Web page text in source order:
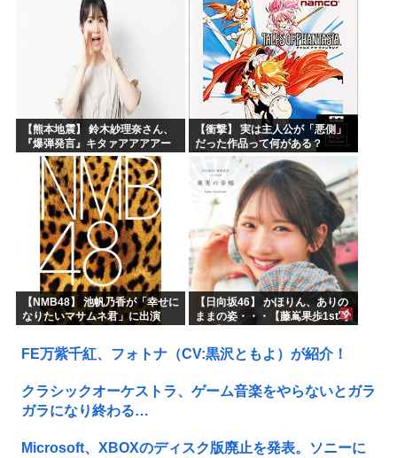
【熊本地震】 鈴木紗理奈さん、
『爆弾発言』キタァアアアアー
ーーーーー！！
【衝撃】 実は主人公が「悪側」
だった作品って何がある？
【NMB48】 池帆乃香が「幸せに
なりたいマサムネ君」に出演
【日向坂46】 かほりん、ありの
ままの姿・・・【藤嶌果歩1st写
FE万紫千紅、フォトナ（CV:黒沢ともよ）が紹介！
クラシックオーケストラ、ゲーム音楽をやらないとガラ
ガラになり終わる…
Microsoft、XBOXのディスク版廃止を発表。ソニーに